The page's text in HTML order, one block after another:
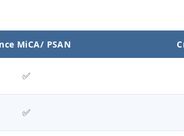
MiCA/ PSAN
✅
✅